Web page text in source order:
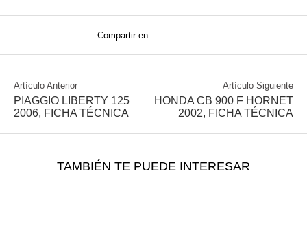
Compartir en:
Artículo Anterior
PIAGGIO LIBERTY 125
2006, FICHA TÉCNICA
Artículo Siguiente
HONDA CB 900 F HORNET
2002, FICHA TÉCNICA
TAMBIÉN TE PUEDE INTERESAR